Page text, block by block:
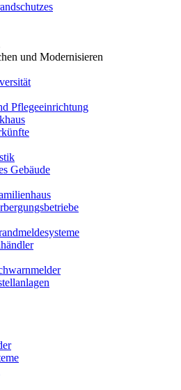
und Modernisieren
Pflegeeinrichtung
Gebäude